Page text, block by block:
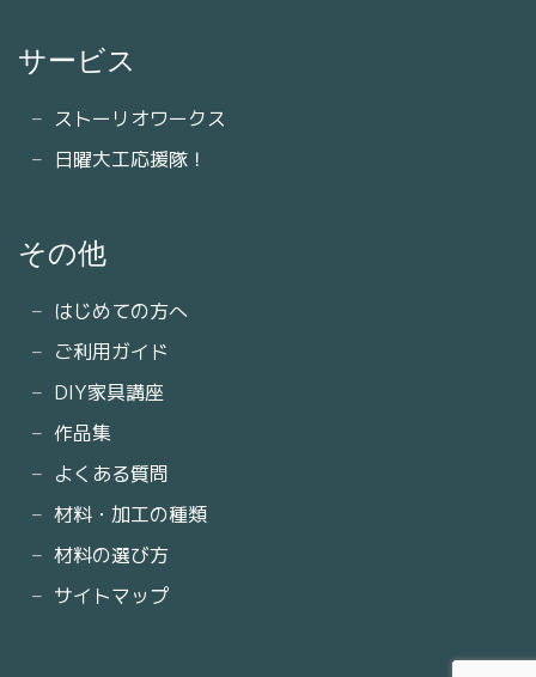
サービス
ストーリオワークス
日曜大工応援隊！
その他
はじめての方へ
ご利用ガイド
DIY家具講座
作品集
よくある質問
材料・加工の種類
材料の選び方
サイトマップ